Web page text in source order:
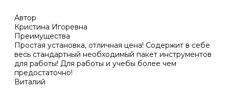
Автор
Кристина Игоревна
Преимущества
Простая установка, отличная цена! Содержит в себе
весь стандартный необходимый пакет инструментов
для работы! Для работы и учебы более чем
предостаточно!
Виталий